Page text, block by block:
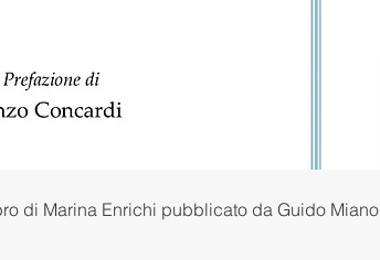
di Marina Enrichi pubblicato da Guido Miano